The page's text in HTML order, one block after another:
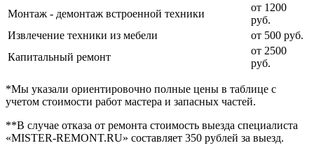
Монтаж - демонтаж встроенной техники
от 1200
руб.
Извлечение техники из мебели
от 500 руб.
Капитальный ремонт
от 2500
руб.
*Мы указали ориентировочно полные цены в таблице с
учетом стоимости работ мастера и запасных частей.
**В случае отказа от ремонта стоимость выезда специалиста
«MISTER-REMONT.RU» составляет 350 рублей за выезд.